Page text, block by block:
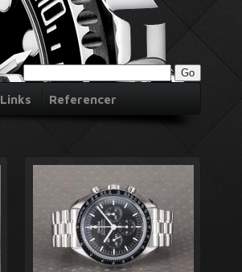
Links Referencer